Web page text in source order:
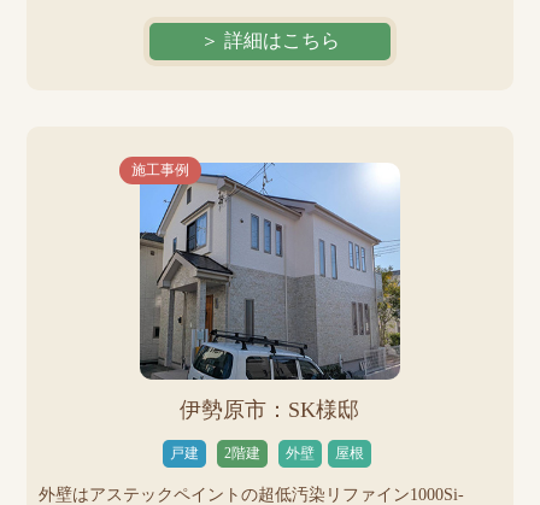
＞ 詳細はこちら
施工事例
伊勢原市：SK様邸
戸建 2階建 外壁 屋根
外壁はアステックペイントの超低汚染リファイン1000Si-